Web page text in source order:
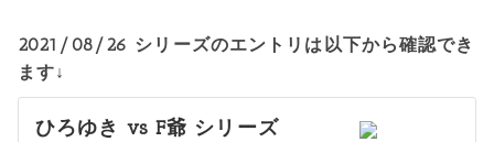
2021/08/26 シリーズのエントリは以下から確認でき
ます↓
ひろゆき vs F爺 シリーズ